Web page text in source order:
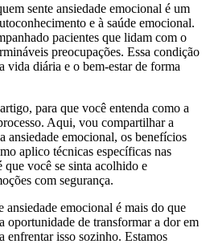
sente ansiedade emocional é um
e à saúde emocional.
pacientes que lidam com o
preocupações. Essa condição
vida diária e o bem-estar de forma
para que você entenda como a
Aqui, vou compartilhar a
ansiedade emocional, os benefícios
aplico técnicas específicas nas
que você se sinta acolhido e
com segurança.
ansiedade emocional é mais do que
oportunidade de transformar a dor em
enfrentar isso sozinho. Estamos